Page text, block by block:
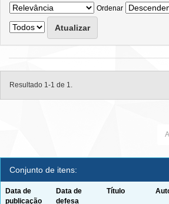
Ordenar
Resultado 1-1 de 1.
Conjunto de itens:
Data de
publicação
Data de
defesa
Título